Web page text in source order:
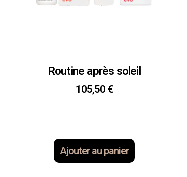
Routine après soleil
105,50 €
Ajouter au panier